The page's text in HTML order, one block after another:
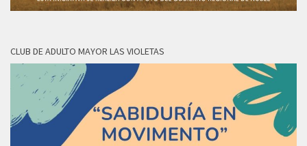
CLUB DE ADULTO MAYOR LAS VIOLETAS